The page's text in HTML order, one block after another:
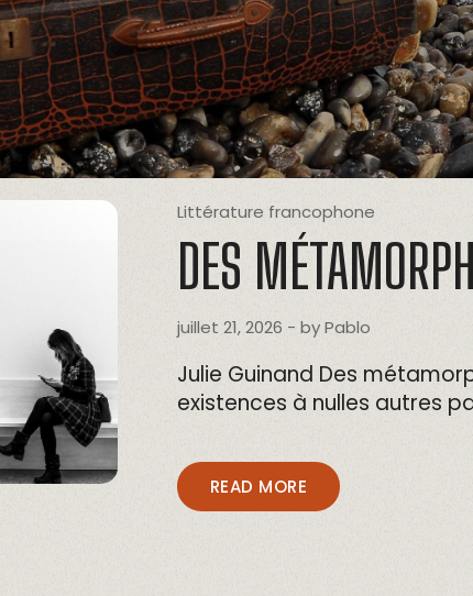
Littérature francophone
DES
juillet 21, 2026 - byPablo
Julie Guinand Des
existences à nulles autres
READ MORE